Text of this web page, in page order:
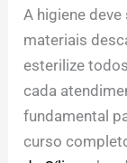
A higiene
materiais
esterilize
cada
fundamental
curso